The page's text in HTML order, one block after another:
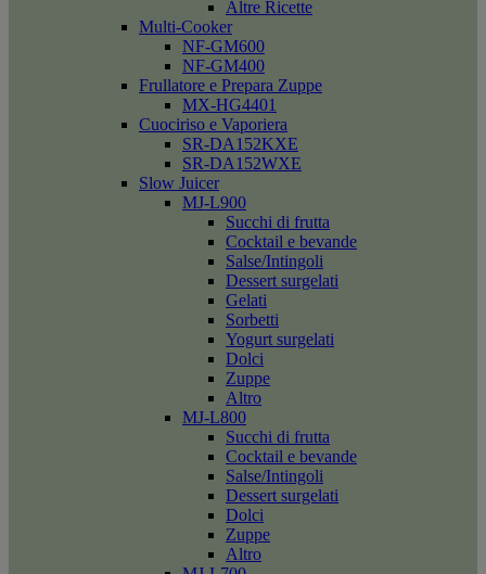
Altre Ricette
Multi-Cooker
NF-GM600
NF-GM400
Frullatore e Prepara Zuppe
MX-HG4401
Cuociriso e Vaporiera
SR-DA152KXE
SR-DA152WXE
Slow Juicer
MJ-L900
Succhi di frutta
Cocktail e bevande
Salse/Intingoli
Dessert surgelati
Gelati
Sorbetti
Yogurt surgelati
Dolci
Zuppe
Altro
MJ-L800
Succhi di frutta
Cocktail e bevande
Salse/Intingoli
Dessert surgelati
Dolci
Zuppe
Altro